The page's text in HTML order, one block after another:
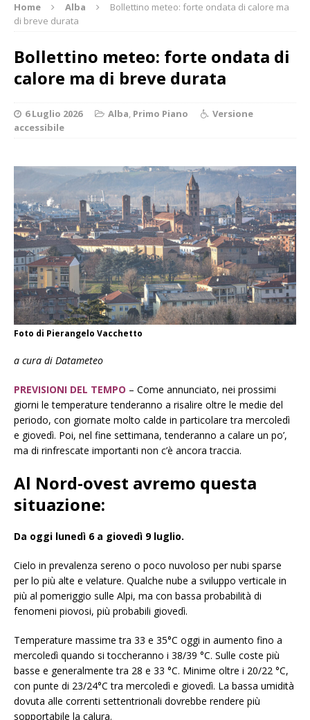
Home Alba
Bollettino meteo: forte ondata di calore ma
di breve durata
Bollettino meteo: forte ondata di
calore ma di breve durata
6 Luglio 2026 Alba, Primo Piano
Versione
accessibile
Foto di Pierangelo Vacchetto
a cura di Datameteo
PREVISIONI DEL TEMPO – Come annunciato, nei prossimi
giorni le temperature tenderanno a risalire oltre le medie del
periodo, con giornate molto calde in particolare tra mercoledì
e giovedì. Poi, nel fine settimana, tenderanno a calare un po’,
ma di rinfrescate importanti non c’è ancora traccia.
Al Nord-ovest avremo questa
situazione:
Da oggi lunedì 6 a giovedì 9 luglio.
Cielo in prevalenza sereno o poco nuvoloso per nubi sparse
per lo più alte e velature. Qualche nube a sviluppo verticale in
più al pomeriggio sulle Alpi, ma con bassa probabilità di
fenomeni piovosi, più probabili giovedì.
Temperature massime tra 33 e 35°C oggi in aumento fino a
mercoledì quando si toccheranno i 38/39 °C. Sulle coste più
basse e generalmente tra 28 e 33 °C. Minime oltre i 20/22 °C,
con punte di 23/24°C tra mercoledì e giovedì. La bassa umidità
dovuta alle correnti settentrionali dovrebbe rendere più
sopportabile la calura.